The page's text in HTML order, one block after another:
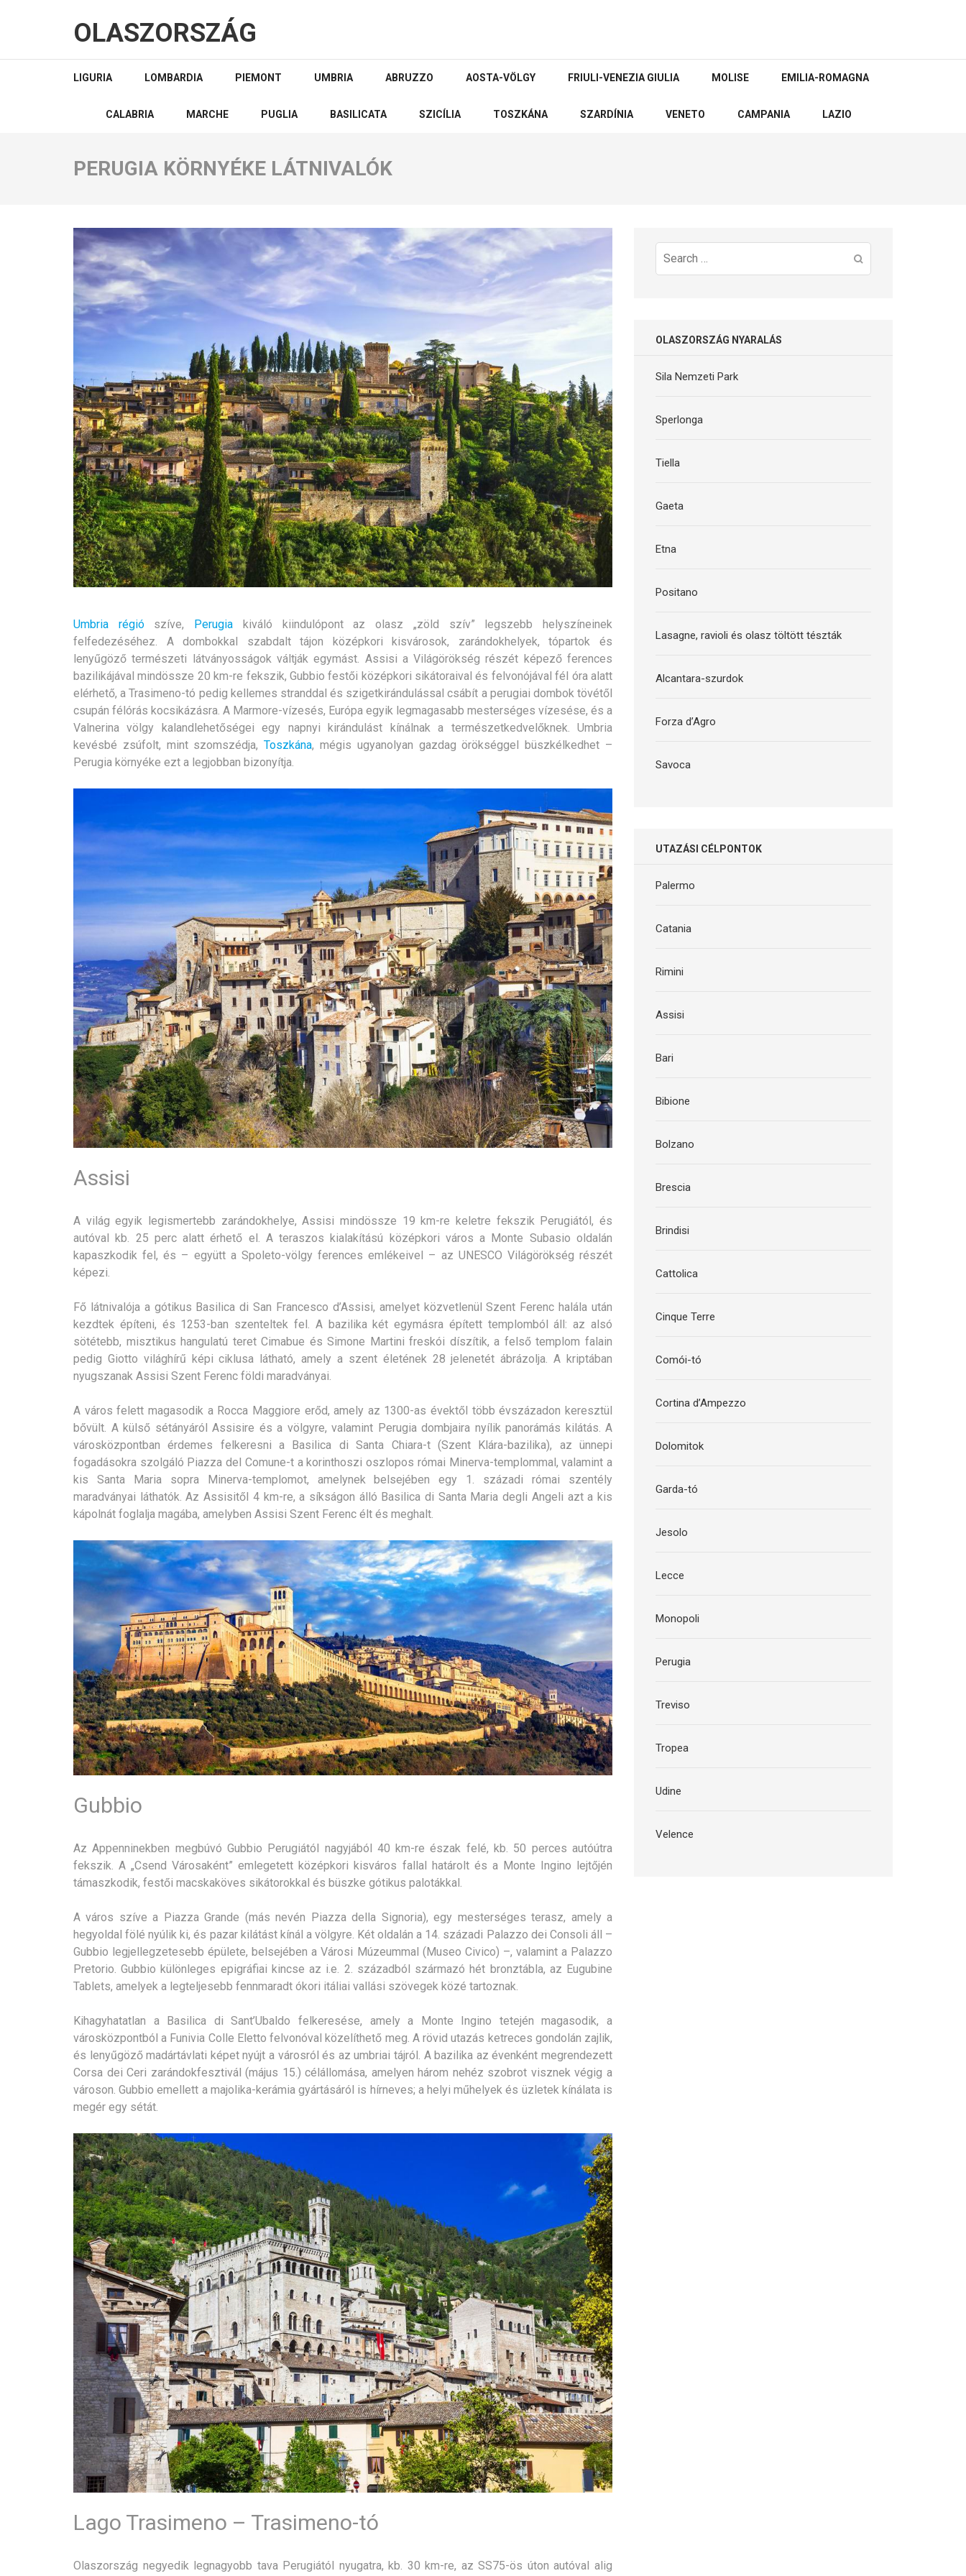
OLASZORSZÁG
LIGURIA LOMBARDIA PIEMONT UMBRIA ABRUZZO AOSTA-VÖLGY FRIULI-VENEZIA GIULIA MOLISE EMILIA-ROMAGNA
CALABRIA MARCHE PUGLIA BASILICATA SZICÍLIA TOSZKÁNA SZARDÍNIA VENETO CAMPANIA LAZIO
PERUGIA KÖRNYÉKE LÁTNIVALÓK
Umbria régiószíve, Perugia kiváló kiindulópont az olasz „zöld szív” legszebb helyszíneinek
felfedezéséhez. A dombokkal szabdalt tájon középkori kisvárosok, zarándokhelyek, tópartok és
lenyűgöző természeti látványosságok váltják egymást. Assisi a Világörökség részét képező ferences
bazilikájával mindössze 20 km-re fekszik, Gubbio festői középkori sikátoraival és felvonójával fél óra alatt
elérhető, a Trasimeno-tó pedig kellemes stranddal és szigetkirándulással csábít a perugiai dombok tövétől
csupán félórás kocsikázásra. A Marmore-vízesés, Európa egyik legmagasabb mesterséges vízesése, és a
Valnerina völgy kalandlehetőségei egy napnyi kirándulást kínálnak a természetkedvelőknek. Umbria
kevésbé zsúfolt, mint szomszédja,Toszkána, mégis ugyanolyan gazdag örökséggel büszkélkedhet –
Perugia környéke ezt a legjobban bizonyítja.
Assisi
A világ egyik legismertebb zarándokhelye, Assisi mindössze 19 km-re keletre fekszik Perugiától, és
autóval kb. 25 perc alatt érhető el. A teraszos kialakítású középkori város a Monte Subasio oldalán
kapaszkodik fel, és – együtt a Spoleto-völgy ferences emlékeivel – az UNESCO Világörökség részét
képezi.
Fő látnivalója a gótikus Basilica di San Francesco d’Assisi, amelyet közvetlenül Szent Ferenc halála után
kezdtek építeni, és 1253-ban szenteltek fel. A bazilika két egymásra épített templomból áll: az alsó
sötétebb, misztikus hangulatú teret Cimabue és Simone Martini freskói díszítik, a felső templom falain
pedig Giotto világhírű képi ciklusa látható, amely a szent életének 28 jelenetét ábrázolja. A kriptában
nyugszanak Assisi Szent Ferenc földi maradványai.
A város felett magasodik a Rocca Maggiore erőd, amely az 1300-as évektől több évszázadon keresztül
bővült. A külső sétányáról Assisire és a völgyre, valamint Perugia dombjaira nyílik panorámás kilátás. A
városközpontban érdemes felkeresni a Basilica di Santa Chiara-t (Szent Klára-bazilika), az ünnepi
fogadásokra szolgáló Piazza del Comune-t a korinthoszi oszlopos római Minerva-templommal, valamint a
kis Santa Maria sopra Minerva-templomot, amelynek belsejében egy 1. századi római szentély
maradványai láthatók. Az Assisitől 4 km-re, a síkságon álló Basilica di Santa Maria degli Angeli azt a kis
kápolnát foglalja magába, amelyben Assisi Szent Ferenc élt és meghalt.
Gubbio
Az Appenninekben megbúvó Gubbio Perugiától nagyjából 40 km-re észak felé, kb. 50 perces autóútra
fekszik. A „Csend Városaként” emlegetett középkori kisváros fallal határolt és a Monte Ingino lejtőjén
támaszkodik, festői macskaköves sikátorokkal és büszke gótikus palotákkal.
A város szíve a Piazza Grande (más nevén Piazza della Signoria), egy mesterséges terasz, amely a
hegyoldal fölé nyúlik ki, és pazar kilátást kínál a völgyre. Két oldalán a 14. századi Palazzo dei Consoli áll –
Gubbio legjellegzetesebb épülete, belsejében a Városi Múzeummal (Museo Civico) –, valamint a Palazzo
Pretorio. Gubbio különleges epigráfiai kincse az i.e. 2. századból származó hét bronztábla, az Eugubine
Tablets, amelyek a legteljesebb fennmaradt ókori itáliai vallási szövegek közé tartoznak.
Kihagyhatatlan a Basilica di Sant’Ubaldo felkeresése, amely a Monte Ingino tetején magasodik, a
városközpontból a Funivia Colle Eletto felvonóval közelíthető meg. A rövid utazás ketreces gondolán zajlik,
és lenyűgöző madártávlati képet nyújt a városról és az umbriai tájról. A bazilika az évenként megrendezett
Corsa dei Ceri zarándokfesztivál (május 15.) célállomása, amelyen három nehéz szobrot visznek végig a
városon. Gubbio emellett a majolika-kerámia gyártásáról is hírneves; a helyi műhelyek és üzletek kínálata is
megér egy sétát.
Lago Trasimeno – Trasimeno-tó
Olaszország negyedik legnagyobb tava Perugiától nyugatra, kb. 30 km-re, az SS75-ös úton autóval alig
Search
for:
OLASZORSZÁG NYARALÁS
Sila Nemzeti Park
Sperlonga
Tiella
Gaeta
Etna
Positano
Lasagne, ravioli és olasz töltött tészták
Alcantara-szurdok
Forza d’Agro
Savoca
UTAZÁSI CÉLPONTOK
Palermo
Catania
Rimini
Assisi
Bari
Bibione
Bolzano
Brescia
Brindisi
Cattolica
Cinque Terre
Comói-tó
Cortina d’Ampezzo
Dolomitok
Garda-tó
Jesolo
Lecce
Monopoli
Perugia
Treviso
Tropea
Udine
Velence